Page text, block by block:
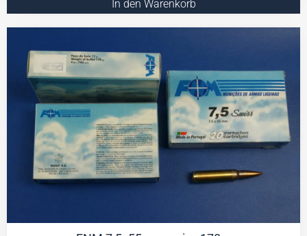
In den Warenkorb